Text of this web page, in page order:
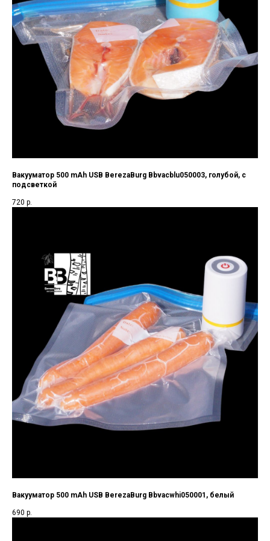
Вакууматор 500 mAh USB BerezaBurg Bbvacblu050003, голубой, с
подсветкой
720 р.
Вакууматор 500 mAh USB BerezaBurg Bbvacwhi050001, белый
690 р.